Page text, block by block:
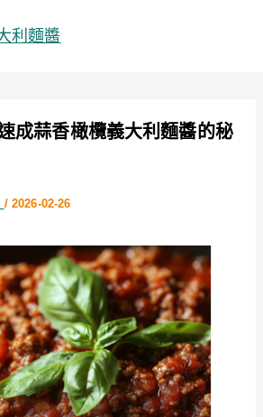
利麵醬
成蒜香橄欖義大利麵醬的秘
/ 2026-02-26